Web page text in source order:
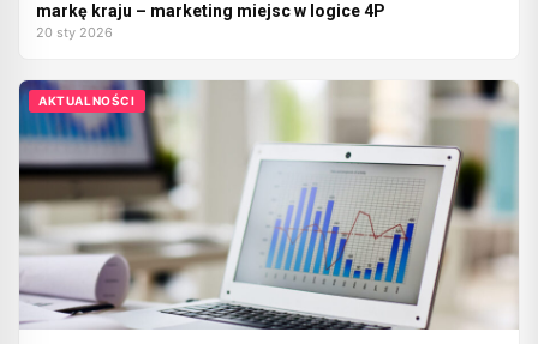
markę kraju – marketing miejsc w logice 4P
20 sty 2026
AKTUALNOŚCI